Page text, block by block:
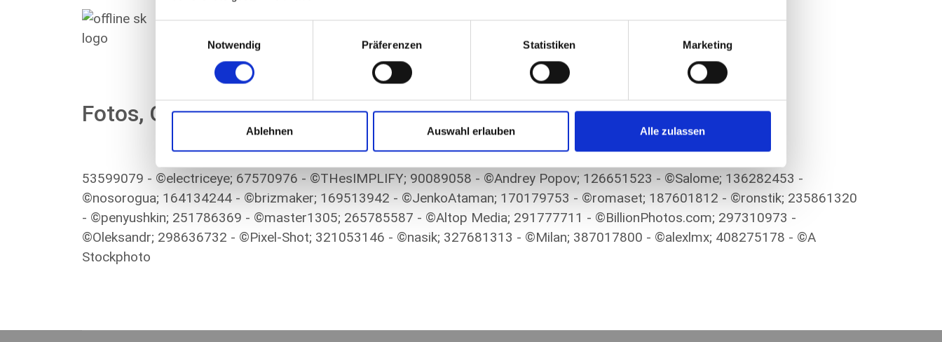
Notwendig
Präferenzen Statistiken Marketing
Ablehnen Auswahl erlauben Alle zulassen
SEO-Küche Internet Marketing
GmbH & Co. KG
www.seo-kueche.de
Fotos, Grafiken und Icons von Adobestock
53599079 - ©electriceye; 67570976 - ©THesIMPLIFY; 90089058 - ©Andrey Popov; 126651523 - ©Salome; 136282453 -
©nosorogua; 164134244 - ©brizmaker; 169513942 - ©JenkoAtaman; 170179753 - ©romaset; 187601812 - ©ronstik; 235861320
- ©penyushkin; 251786369 - ©master1305; 265785587 - ©Altop Media; 291777711 - ©BillionPhotos.com; 297310973 -
©Oleksandr; 298636732 - ©Pixel-Shot; 321053146 - ©nasik; 327681313 - ©Milan; 387017800 - ©alexlmx; 408275178 - ©A
Stockphoto